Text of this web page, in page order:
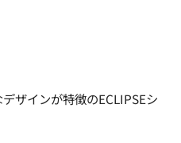
ザインが特徴のECLIPSEシ